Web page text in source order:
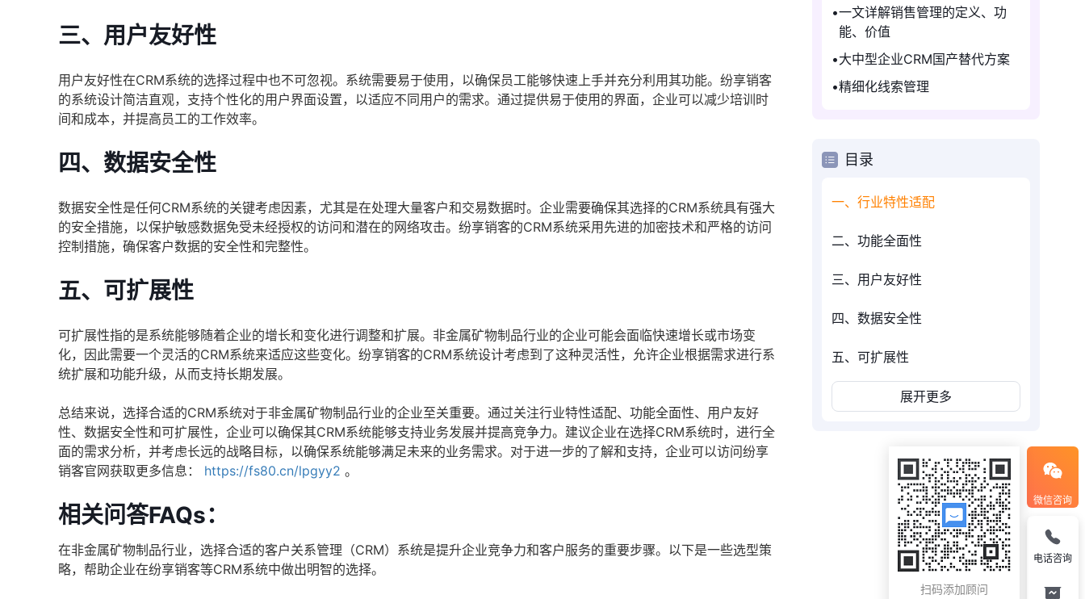
三、用户友好性
用户友好性在CRM系统的选择过程中也不可忽视。系统需要易于使用，以确保员工能够快速上手并充分利用其功能。纷享销客
的系统设计简洁直观，支持个性化的用户界面设置，以适应不同用户的需求。通过提供易于使用的界面，企业可以减少培训时
间和成本，并提高员工的工作效率。
四、数据安全性
数据安全性是任何CRM系统的关键考虑因素，尤其是在处理大量客户和交易数据时。企业需要确保其选择的CRM系统具有强大
的安全措施，以保护敏感数据免受未经授权的访问和潜在的网络攻击。纷享销客的CRM系统采用先进的加密技术和严格的访问
控制措施，确保客户数据的安全性和完整性。
五、可扩展性
可扩展性指的是系统能够随着企业的增长和变化进行调整和扩展。非金属矿物制品行业的企业可能会面临快速增长或市场变
化，因此需要一个灵活的CRM系统来适应这些变化。纷享销客的CRM系统设计考虑到了这种灵活性，允许企业根据需求进行系
统扩展和功能升级，从而支持长期发展。
总结来说，选择合适的CRM系统对于非金属矿物制品行业的企业至关重要。通过关注行业特性适配、功能全面性、用户友好
性、数据安全性和可扩展性，企业可以确保其CRM系统能够支持业务发展并提高竞争力。建议企业在选择CRM系统时，进行全
面的需求分析，并考虑长远的战略目标，以确保系统能够满足未来的业务需求。对于进一步的了解和支持，企业可以访问纷享
销客官网获取更多信息：
https://fs80.cn/lpgyy2 。
相关问答FAQs：
在非金属矿物制品行业，选择合适的客户关系管理（CRM）系统是提升企业竞争力和客户服务的重要步骤。以下是一些选型策
略，帮助企业在纷享销客等CRM系统中做出明智的选择。
一文详解销售管理的定义、功
能、价值
大中型企业CRM国产替代方案
精细化线索管理
目录
一、行业特性适配
二、功能全面性
三、用户友好性
四、数据安全性
五、可扩展性
展开更多
微信咨询
扫码添加顾问
电话咨询